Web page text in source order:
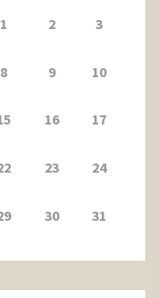
1 2 3
8 9 10
16 17
23 24
30 31